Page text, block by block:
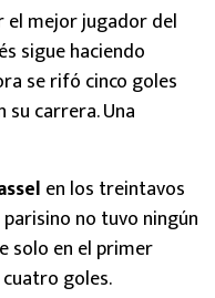
mejor jugador del
sigue haciendo
se rifó cinco goles
carrera. Una
en los treintavos
parisino no tuvo ningún
solo en el primer
goles.